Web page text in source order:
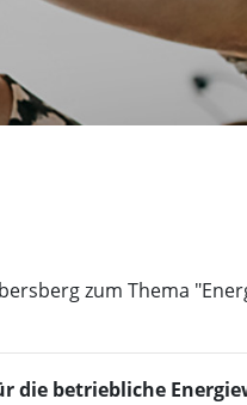
zum Thema
die betriebliche